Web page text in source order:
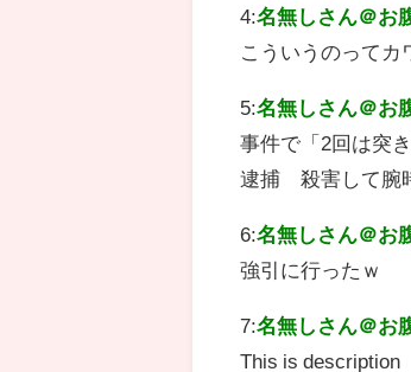
4:名無しさん＠お
こういうのって
5:名無しさん＠お
事件で「2回は突
逮捕 殺害して腕
6:名無しさん＠お
強引に行ったｗ
7:名無しさん＠お
This is description